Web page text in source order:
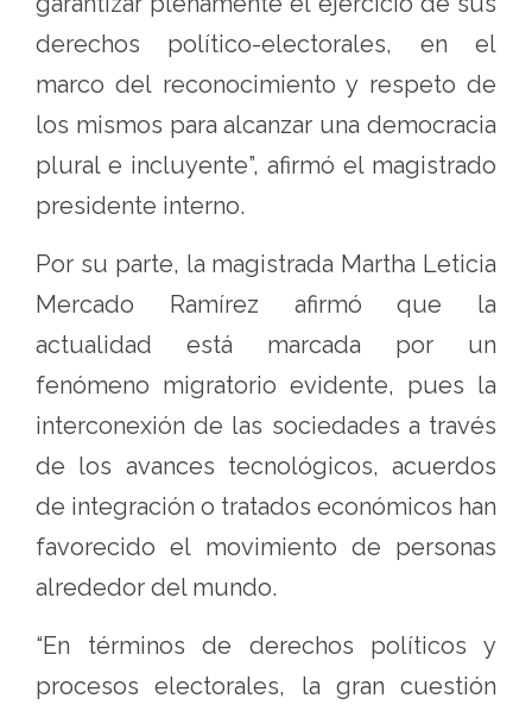
derechos político-electorales, en el
marco del reconocimiento y respeto de
los mismos para alcanzar una democracia
plural e incluyente”, afirmó el magistrado
presidente interno.
Por su parte, la magistrada Martha Leticia
Mercado Ramírez afirmó que la
actualidad está marcada por un
fenómeno migratorio evidente, pues la
interconexión de las sociedades a través
de los avances tecnológicos, acuerdos
de integración o tratados económicos han
favorecido el movimiento de personas
alrededor del mundo.
“En términos de derechos políticos y
procesos electorales, la gran cuestión